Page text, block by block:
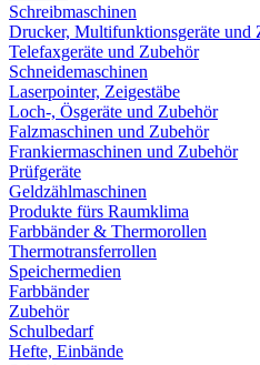
Schreibmaschinen
Drucker, Multifunktionsgeräte und
Telefaxgeräte und Zubehör
Schneidemaschinen
Laserpointer, Zeigestäbe
Loch-, Ösgeräte und Zubehör
Falzmaschinen und Zubehör
Frankiermaschinen und Zubehör
Prüfgeräte
Geldzählmaschinen
Produkte fürs Raumklima
Farbbänder & Thermorollen
Thermotransferrollen
Speichermedien
Farbbänder
Zubehör
Schulbedarf
Hefte, Einbände